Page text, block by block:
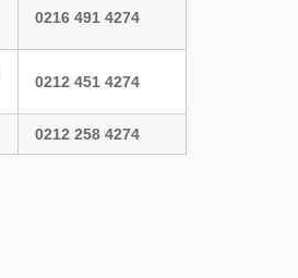
0216 491 4274
0212 451 4274
0212 258 4274